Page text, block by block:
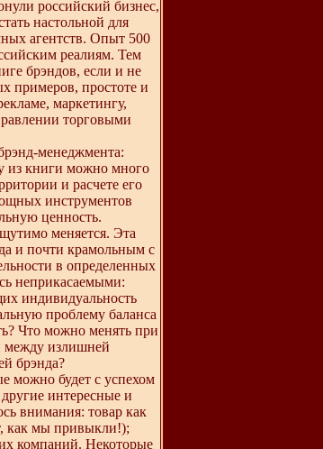
российский бизнес,
настольной для
агентств. Опыт 500
реалиям. Тем
брэндов, если и не
примеров, простоте и
маркетингу,
торговыми
менеджмента:
из книги можно много
и расчете его
инструментов
ценность.
меняется. Эта
и почти крамольным с
в определенных
неприкасаемыми:
индивидуальность
проблему баланса
Что можно менять при
между излишней
брэнда?
можно будет с успехом
интересные и
внимания: товар как
как мы привыкли!);
компаний. Некоторые